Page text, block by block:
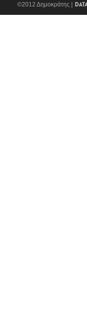
©2012 Δημοκράτης |